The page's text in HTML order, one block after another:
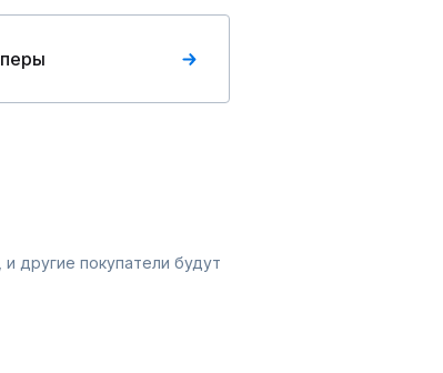
другие покупатели будут